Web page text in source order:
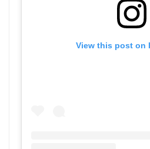
View this post on